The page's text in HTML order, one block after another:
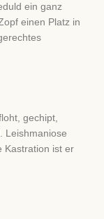
ein ganz
einen Platz in
gechipt,
Leishmaniose
Kastration ist er